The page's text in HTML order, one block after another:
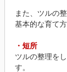
また、ツルの
基本的な育て
・短所
ツルの整理を
す。